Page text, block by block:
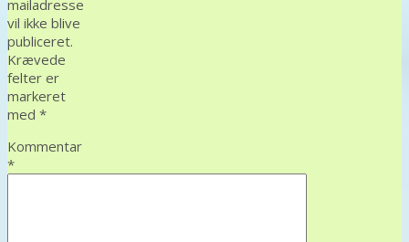
mailadresse
vil ikke blive
publiceret.
Krævede
felter er
markeret
med *
Kommentar
*